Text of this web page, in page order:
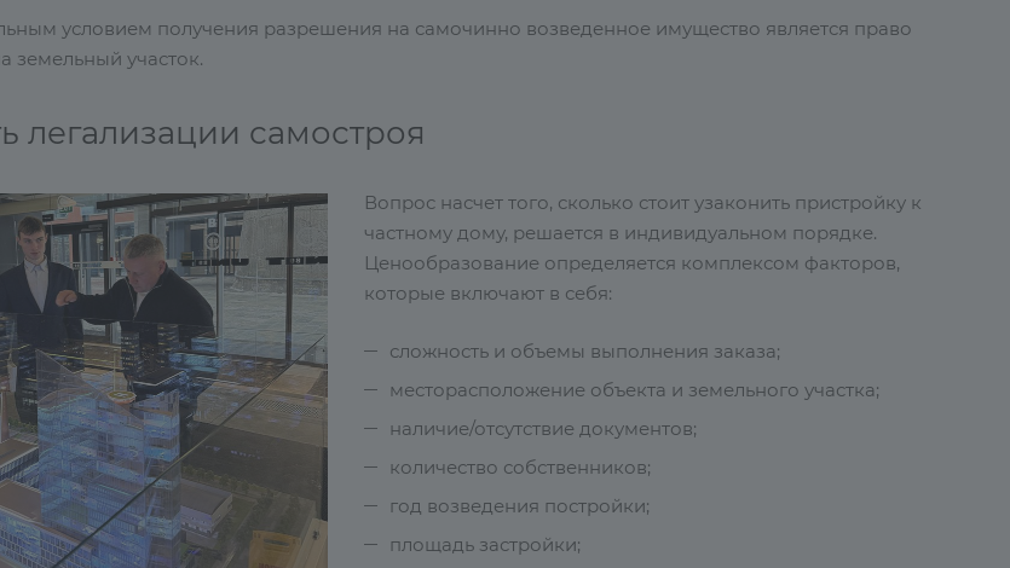
условием получения разрешения на самочинно возведенное имущество является право
земельный участок.
легализации самостроя
Вопрос насчет того, сколько стоит узаконить пристройку к
частному дому, решается в индивидуальном порядке.
Ценообразование определяется комплексом факторов,
которые включают в себя:
сложность и объемы выполнения заказа;
месторасположение объекта и земельного участка;
наличие/отсутствие документов;
количество собственников;
год возведения постройки;
площадь застройки;